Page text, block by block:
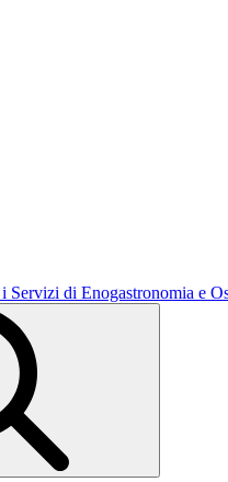
Servizi di Enogastronomia e